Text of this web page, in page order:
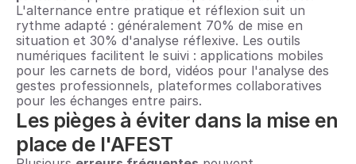
L'alternance entre pratique et réflexion suit un
rythme adapté : généralement 70% de mise en
situation et 30% d'analyse réflexive. Les outils
numériques facilitent le suivi : applications mobiles
pour les carnets de bord, vidéos pour l'analyse des
gestes professionnels, plateformes collaboratives
pour les échanges entre pairs.
Les pièges à éviter dans la mise en
place de l'AFEST